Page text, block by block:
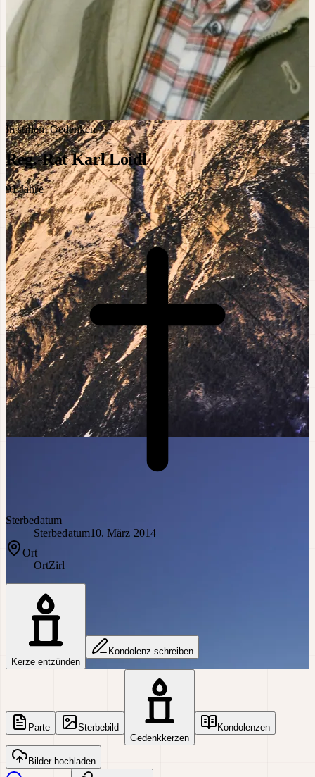
In stillem Gedenken
Reg.-Rat Karl Loidl
91Jahre
Sterbedatum
Sterbedatum10. März 2014
Ort
OrtZirl
Kerze entzünden
Kondolenz schreiben
Parte
Sterbebild
Gedenkkerzen
Kondolenzen
Bilder hochladen